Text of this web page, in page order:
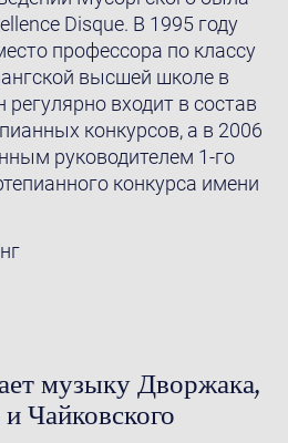
Disque. В 1995 году
профессора по классу
высшей школе в
входит в состав
конкурсов, а в 2006
руководителем 1-го
конкурса имени
музыку Дворжака,
Чайковского